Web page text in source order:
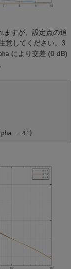
ますが、設定点の追
意してください。3
により交差 (0 dB)
= 4'